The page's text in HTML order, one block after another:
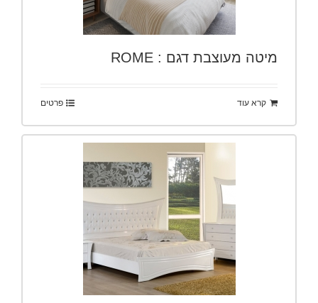
מיטה מעוצבת דגם : ROME
קרא עוד פרטים